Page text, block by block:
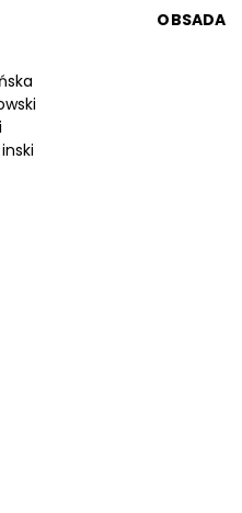
OBSADA